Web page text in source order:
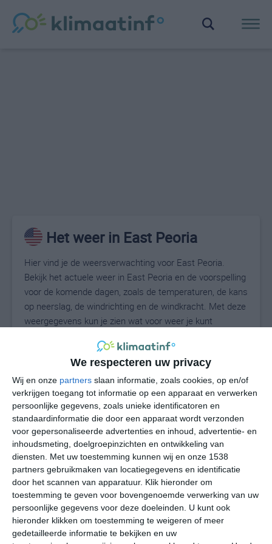
We respecteren uw privacy
Wij en onze partners slaan informatie, zoals cookies, op en/of
verkrijgen toegang tot informatie op een apparaat en verwerken
persoonlijke gegevens, zoals unieke identificatoren en
standaardinformatie die door een apparaat wordt verzonden
voor gepersonaliseerde advertenties en inhoud, advertentie- en
inhoudsmeting, doelgroepinzichten en ontwikkeling van
diensten.
Met uw toestemming kunnen wij en onze 1538
partners gebruikmaken van locatiegegevens en identificatie
door het scannen van apparatuur. Klik hieronder om
toestemming te geven voor bovengenoemde verwerking van uw
persoonlijke gegevens voor deze doeleinden. U kunt ook
hieronder klikken om toestemming te weigeren of meer
gedetailleerde informatie te bekijken en uw
Het weer in East Peoria
Hier vind je de weersverwachting voor East Peoria.
Bekijk het actuele weer in East Peoria en de voorspelling
voor de komende dagen, zoals de temperaturen, de kans
op neerslag, de windrichting en de windkracht. Met deze
weergegevens kun je zien wat voor weer je kunt
klimaatstatistieken beschrijven we het weer per maand
in East Peoria. Dit is geen langetermijnverwachting,
maar geeft het gemiddelde weerbeeld voor alle
maanden van het jaar. Wil je de uitgebreide
weersverwachting voor East Peoria zien? Op de pagina
met extra weerinformatie tonen we de kans op sneeuw,
de gevoelstemperatuur, de zichtbaarheid, de UV-kracht,
de luchtdruk en meer goede weerinfo.
23°C